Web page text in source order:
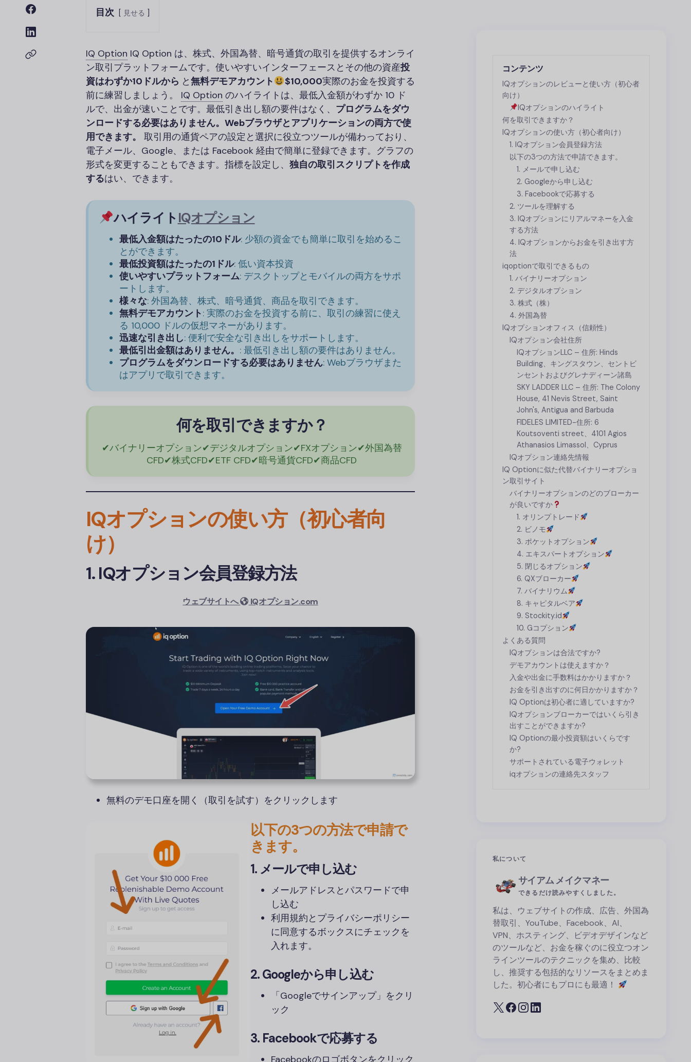
目次 見せる
IQ Option IQ Option は、株式、外国為替、暗号通貨の取引を提供するオンライ
ン取引プラットフォームです。使いやすいインターフェースとその他の資産投
資はわずか10ドルから と無料デモアカウント $10,000実際のお金を投資する
前に練習しましょう。
IQ Option のハイライトは、最低入金額がわずか 10 ド
ルで、出金が速いことです。最低引き出し額の要件はなく、 プログラムをダウ
ンロードする必要はありません。Webブラウザとアプリケーションの両方で使
用できます。
取引用の通貨ペアの設定と選択に役立つツールが備わっており、
電子メール、Google、または Facebook 経由で簡単に登録できます。グラフの
形式を変更することもできます。指標を設定し、 独自の取引スクリプトを作成
するはい、できます。
ハイライト IQオプション
最低入金額はたったの10ドル: 少額の資金でも簡単に取引を始めるこ
とができます。
最低投資額はたったの1ドル: 低い資本投資
使いやすいプラットフォーム: デスクトップとモバイルの両方をサポ
ートします。
様々な: 外国為替、株式、暗号通貨、商品を取引できます。
無料デモアカウント: 実際のお金を投資する前に、取引の練習に使え
る 10,000 ドルの仮想マネーがあります。
迅速な引き出し: 便利で安全な引き出しをサポートします。
最低引出金額はありません。 : 最低引き出し額の要件はありません。
プログラムをダウンロードする必要はありません: Webブラウザまた
はアプリで取引できます。
何を取引できますか？
✔バイナリーオプション✔デジタルオプション✔FXオプション✔外国為替
CFD✔株式CFD✔ETF CFD✔暗号通貨CFD✔商品CFD
IQオプションの使い方（初心者向
け）
1. IQオプション会員登録方法
ウェブサイトへ IQオプション.com
無料のデモ口座を開く（取引を試す）をクリックします
以下の3つの方法で申請で
きます。
1. メールで申し込む
メールアドレスとパスワードで申
し込む
利用規約とプライバシーポリシー
に同意するボックスにチェックを
入れます。
2. Googleから申し込む
「Googleでサインアップ」をクリ
ック
3. Facebookで応募する
Facebookのロゴボタンをクリック
コンテンツ
IQオプションのレビューと使い方（初心者
向け）
IQオプションのハイライト
何を取引できますか？
IQオプションの使い方（初心者向け）
1. IQオプション会員登録方法
以下の3つの方法で申請できます。
1. メールで申し込む
2. Googleから申し込む
3. Facebookで応募する
2. ツールを理解する
3. IQオプションにリアルマネーを入金
する方法
4. IQオプションからお金を引き出す方
法
iqoptionで取引できるもの
1. バイナリーオプション
2. デジタルオプション
3. 株式（株）
4. 外国為替
IQオプションオフィス（信頼性）
IQオプション会社住所
IQオプションLLC – 住所: Hinds
Building、キングスタウン、セントビ
ンセントおよびグレナディーン諸島
SKY LADDER LLC – 住所: The Colony
House, 41 Nevis Street, Saint
John's, Antigua and Barbuda
FIDELES LIMITED-住所: 6
Koutsoventi street、4101 Agios
Athanasios Limassol、Cyprus
IQオプション連絡先情報
IQ Optionに似た代替バイナリーオプショ
ン取引サイト
バイナリーオプションのどのブローカー
が良いですか
1. オリンプトレード
2. ビノモ
3. ポケットオプション
4. エキスパートオプション
5. 閉じるオプション
6. QXブローカー
7. バイナリウム
8. キャピタルベア
9. Stockity.id
10. Gコプション
よくある質問
IQオプションは合法ですか?
デモアカウントは使えますか？
入金や出金に手数料はかかりますか？
お金を引き出すのに何日かかりますか？
IQ Optionは初心者に適していますか?
IQオプションブローカーではいくら引き
出すことができますか?
IQ Optionの最小投資額はいくらです
か?
サポートされている電子ウォレット
iqオプションの連絡先スタッフ
私について
サイアム メイクマネー
できるだけ読みやすくしました。
私は、ウェブサイトの作成、広告、外国為
替取引、YouTube、Facebook、AI、
VPN、ホスティング、ビデオデザインなど
のツールなど、お金を稼ぐのに役立つオン
ラインツールのテクニックを集め、比較
し、推奨する包括的なリソースをまとめま
した。初心者にもプロにも最適！